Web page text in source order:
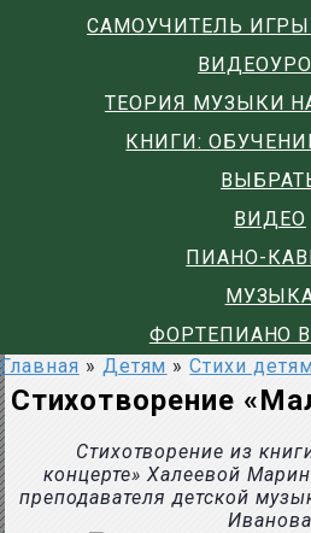
САМОУЧИТЕЛЬ
ТЕОРИЯ МУЗЫКИ
КНИГИ:
ВИДЕО
ПИАНО-
ФОРТЕПИАНО
Главная » Детям » Стихи
Стихотворение
Стихотворение из
концерте» Халеевой
преподавателядетской
Иванова